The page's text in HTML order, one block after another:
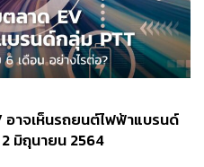
าจเห็นรถยนต์ไฟฟ้าแบรนด์
มิถุนายน 2564